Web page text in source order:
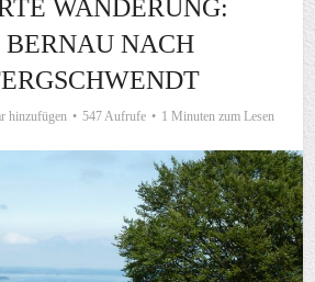
WANDERUNG:
BERNAU NACH
hinzufügen 547 Aufrufe 1 Minuten zum Lesen